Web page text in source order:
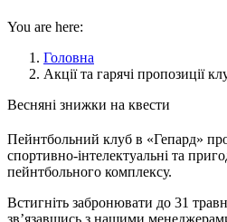
You are here:
Головна
Акції та гарячі пропозиції
Весняні знижки на квести
Пейнтбольний клуб в «Гепард»
спортивно-інтелектуальні та
пейнтбольного комплексу.
Встигніть забронювати до 31
зв’язавшись з нашими